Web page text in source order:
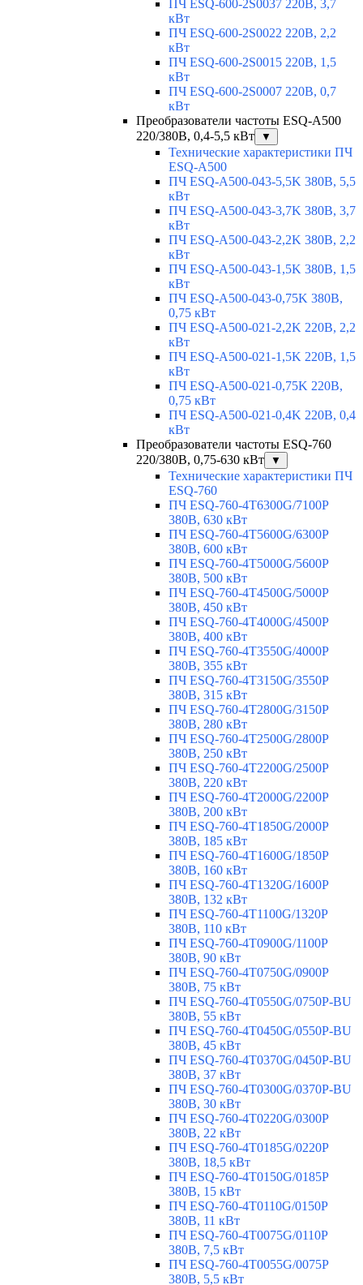
ПЧ ESQ-600-2S0037 220В, 3,7
кВт
ПЧ ESQ-600-2S0022 220В, 2,2
кВт
ПЧ ESQ-600-2S0015 220В, 1,5
кВт
ПЧ ESQ-600-2S0007 220В, 0,7
кВт
Преобразователи частоты ESQ-A500
220/380В, 0,4-5,5 кВт
▼
Технические характеристики ПЧ
ESQ-A500
ПЧ ESQ-A500-043-5,5K 380В, 5,5
кВт
ПЧ ESQ-A500-043-3,7K 380В, 3,7
кВт
ПЧ ESQ-A500-043-2,2K 380В, 2,2
кВт
ПЧ ESQ-A500-043-1,5K 380В, 1,5
кВт
ПЧ ESQ-A500-043-0,75K 380В,
0,75 кВт
ПЧ ESQ-A500-021-2,2K 220В, 2,2
кВт
ПЧ ESQ-A500-021-1,5K 220В, 1,5
кВт
ПЧ ESQ-A500-021-0,75K 220В,
0,75 кВт
ПЧ ESQ-A500-021-0,4K 220В, 0,4
кВт
Преобразователи частоты ESQ-760
220/380В, 0,75-630 кВт
▼
Технические характеристики ПЧ
ESQ-760
ПЧ ESQ-760-4T6300G/7100P
380В, 630 кВт
ПЧ ESQ-760-4T5600G/6300P
380В, 600 кВт
ПЧ ESQ-760-4T5000G/5600P
380В, 500 кВт
ПЧ ESQ-760-4T4500G/5000P
380В, 450 кВт
ПЧ ESQ-760-4T4000G/4500P
380В, 400 кВт
ПЧ ESQ-760-4T3550G/4000P
380В, 355 кВт
ПЧ ESQ-760-4T3150G/3550P
380В, 315 кВт
ПЧ ESQ-760-4T2800G/3150P
380В, 280 кВт
ПЧ ESQ-760-4T2500G/2800P
380В, 250 кВт
ПЧ ESQ-760-4T2200G/2500P
380В, 220 кВт
ПЧ ESQ-760-4T2000G/2200P
380В, 200 кВт
ПЧ ESQ-760-4T1850G/2000P
380В, 185 кВт
ПЧ ESQ-760-4T1600G/1850P
380В, 160 кВт
ПЧ ESQ-760-4T1320G/1600P
380В, 132 кВт
ПЧ ESQ-760-4T1100G/1320P
380В, 110 кВт
ПЧ ESQ-760-4T0900G/1100P
380В, 90 кВт
ПЧ ESQ-760-4T0750G/0900P
380В, 75 кВт
ПЧ ESQ-760-4T0550G/0750P-BU
380В, 55 кВт
ПЧ ESQ-760-4T0450G/0550P-BU
380В, 45 кВт
ПЧ ESQ-760-4T0370G/0450P-BU
380В, 37 кВт
ПЧ ESQ-760-4T0300G/0370P-BU
380В, 30 кВт
ПЧ ESQ-760-4T0220G/0300P
380В, 22 кВт
ПЧ ESQ-760-4T0185G/0220P
380В, 18,5 кВт
ПЧ ESQ-760-4T0150G/0185P
380В, 15 кВт
ПЧ ESQ-760-4T0110G/0150P
380В, 11 кВт
ПЧ ESQ-760-4T0075G/0110P
380В, 7,5 кВт
ПЧ ESQ-760-4T0055G/0075P
380В, 5,5 кВт